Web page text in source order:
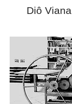
​Diô Viana